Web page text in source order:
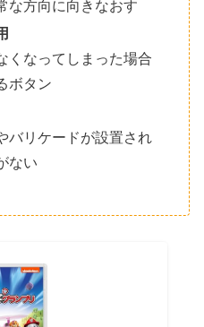
な方向に向きなおす
くなってしまった場合
ボタン
バリケードが設置され
ない